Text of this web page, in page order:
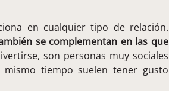
en cualquier tipo de relación.
se complementan en las que
son personas muy sociales
tiempo suelen tener gusto